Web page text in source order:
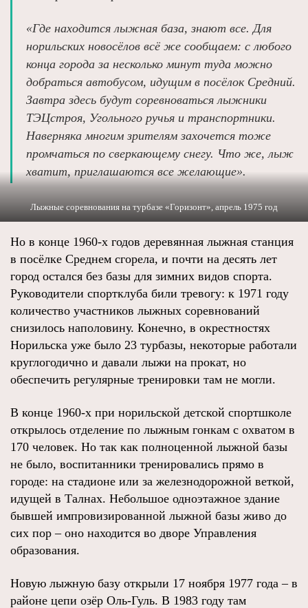
«Где находится лыжная база, знают все. Для
норильских новосёлов всё же сообщаем: с любого
конца города за несколько минут туда можно
добраться автобусом, идущим в посёлок Средний.
Завтра здесь будут соревноваться лыжники
ТЭЦстроя, Угольного ручья и транспортники.
Наверняка многим зрителям захочется тоже
промчаться по сверкающему снегу. Что же, лыж
хватит, приглашаются все желающие».
Лыжные соревнования на турбазе «Горизонт», апрель 1975 год
Но в конце 1960-х годов деревянная лыжная станция
в посёлке Среднем сгорела, и почти на десять лет
город остался без базы для зимних видов спорта.
Руководители спортклуба били тревогу: к 1971 году
количество участников лыжных соревнований
снизилось наполовину. Конечно, в окрестностях
Норильска уже было 23 турбазы, некоторые работали
круглогодично и давали лыжи на прокат, но
обеспечить регулярные тренировки там не могли.
В конце 1960-х при норильской детской спортшколе
открылось отделение по лыжным гонкам с охватом в
170 человек. Но так как полноценной лыжной базы
не было, воспитанники тренировались прямо в
городе: на стадионе или за железнодорожной веткой,
идущей в Талнах. Небольшое одноэтажное здание
бывшей импровизированной лыжной базы живо до
сих пор – оно находится во дворе Управления
образования.
Новую лыжную базу открыли 17 ноября 1977 года – в
районе цепи озёр Оль-Гуль. В 1983 году там